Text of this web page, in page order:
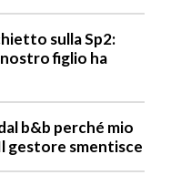
sulla Sp2:
figlio ha
b&b perché mio
gestore smentisce